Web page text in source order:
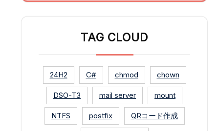
TAG CLOUD
24H2 C# chmod chown
DSO-T3 mail server mount
NTFS postfix QRコード作成